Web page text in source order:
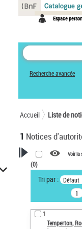
Espace
Recherche avancée
Accueil Liste de
1 Notices
VOTRE
Recherche
notices d’autorité
Œuvres liées à
Temperton,
Voir la
(0)
Tri par : Défaut
1
Temperton,
Panneau de gestion des